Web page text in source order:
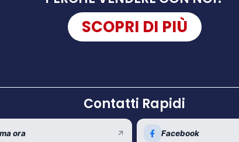
SCOPRI DI PIÙ
Contatti Rapidi
ora Facebook